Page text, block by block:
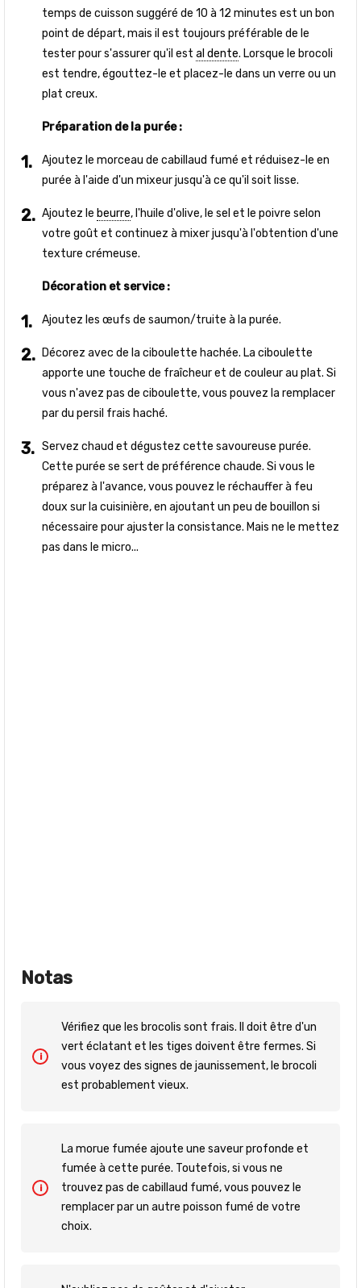
temps de cuisson suggéré de 10 à 12 minutes est un bon
point de départ, mais il est toujours préférable de le
tester pour s'assurer qu'il est al dente. Lorsque le brocoli
est tendre, égouttez-le et placez-le dans un verre ou un
plat creux.
Préparation de la purée :
Ajoutez le morceau de cabillaud fumé et réduisez-le en
purée à l'aide d'un mixeur jusqu'à ce qu'il soit lisse.
Ajoutez le beurre, l'huile d'olive, le sel et le poivre selon
votre goût et continuez à mixer jusqu'à l'obtention d'une
texture crémeuse.
Décoration et service :
Ajoutez les œufs de saumon/truite à la purée.
Décorez avec de la ciboulette hachée. La ciboulette
apporte une touche de fraîcheur et de couleur au plat. Si
vous n'avez pas de ciboulette, vous pouvez la remplacer
par du persil frais haché.
Servez chaud et dégustez cette savoureuse purée.
Cette purée se sert de préférence chaude. Si vous le
préparez à l'avance, vous pouvez le réchauffer à feu
doux sur la cuisinière, en ajoutant un peu de bouillon si
nécessaire pour ajuster la consistance. Mais ne le mettez
pas dans le micro...
Notas
Vérifiez que les brocolis sont frais. Il doit être d'un
vert éclatant et les tiges doivent être fermes. Si
vous voyez des signes de jaunissement, le brocoli
est probablement vieux.
La morue fumée ajoute une saveur profonde et
fumée à cette purée. Toutefois, si vous ne
trouvez pas de cabillaud fumé, vous pouvez le
remplacer par un autre poisson fumé de votre
choix.